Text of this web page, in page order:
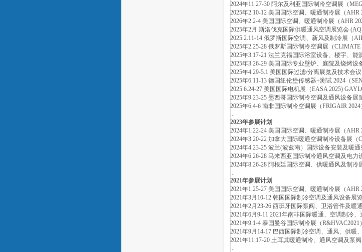
2024年11.27-30 阿尔及利亚国际制冷空调展（
2025年2.10-12 美国国际空调、暖通制冷展（
2026年2.2-4 美国国际空调、暖通制冷展（AHR
2025年2月 斯洛伐克国际供暖通风空调展览会
2025.2.11-14 俄罗斯国际空调、新风及制冷展（
2025年2.25-28 俄罗斯国际制冷空调展（
2025年3.17-21 法兰克福国际浴室设备、楼宇、
2025年3.26-29 美国国际专业壁炉、庭院及烧烤
2025年4.29-5.1 美国国际过滤/分离展览及技术会
2025年6.11-13 德国纽伦堡传感器+测试 2024（
2025.6.24-27 美国国际电机展（EASA 2025)
2025年9.23-25 墨西哥国际制冷空调及通风设备
2025年6.4-6 南非国际制冷空调展（FRIGAIR 2024
...
2023年参展计划
2024年1.22-24 美国国际空调、暖通制冷展（
2024年3.20-22 加拿大国际暖通空调制冷设备展
2024年4.23-25 波兰(波兹南）国际设备安装及暖
2024年6.26-28 马来西亚国际制冷通风空调及电
2024年8.26-28 阿根廷国际空调、供暖通风及制
...
2021年参展计划
2021年1.25-27 美国国际空调、暖通制冷展（
2021年3月10-12 韩国国际制冷空调及通风设备
2021年2月23-26 西班牙国际泵阀、卫浴管件及暖
2021年6月9-11 2021年南非国际暖通、空调制冷
2021年9.1-4 泰国曼谷国际制冷展（
2021年9月14-17 巴西国际制冷空调、通风、供暖
2021年11.17-20 土耳其暖通制冷、通风空调及泵
...